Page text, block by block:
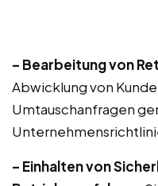
– Bearbeitung von
Abwicklung von
Umtauschanfragen
– Einhalten von